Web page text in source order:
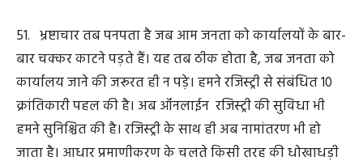
प्राप्त हुआ है। अस्पतालों में मेडिकल स्टाफ की लगातार भर्ती की जा
रही है। पिछले महीने हमने एनएचएम के तहत 109 संविदा
चिकित्सकों तथा 563 बांड अनुबंधित चिकित्सकों की नियुक्ति की
है। हम नवा रायपुर में मेडिसिटी बना रहे हैं, जहां राष्ट्रीय स्तर के सुपर
स्पेशलिटी हॉस्पिटल संचालित होंगे।